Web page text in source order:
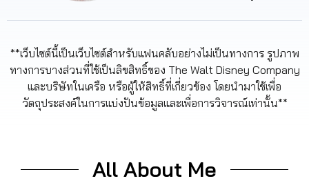
**เว็บไซต์นี้เป็นเว็บไซต์สำหรับแฟนคลับอย่างไม่เป็นทางการ รูปภาพ
ทางการบางส่วนที่ใช้เป็นลิขสิทธิ์ของ The Walt Disney Company
และบริษัทในเครือ หรือผู้ให้สิทธิ์ที่เกี่ยวข้อง โดยนำมาใช้เพื่อ
วัตถุประสงค์ในการแบ่งปันข้อมูลและเพื่อการวิจารณ์เท่านั้น**
All About Me